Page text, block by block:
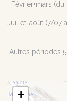
Février+mars
Juillet-
Autres
+